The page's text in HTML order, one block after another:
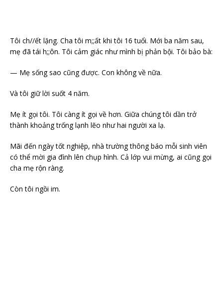
Tôi ch//ết lặng. Cha tôi m;;ất khi tôi 16 tuổi. Mới ba năm sau,
mẹ đã tái h;;ôn. Tôi cảm giác như mình bị phản bội. Tôi bảo bà:
— Mẹ sống sao cũng được. Con không về nữa.
Và tôi giữ lời suốt 4 năm.
Mẹ ít gọi tôi. Tôi càng ít gọi về hơn. Giữa chúng tôi dần trở
thành khoảng trống lạnh lẽo như hai người xa lạ.
Mãi đến ngày tốt nghiệp, nhà trường thông báo mỗi sinh viên
có thể mời gia đình lên chụp hình. Cả lớp vui mừng, ai cũng gọi
cha mẹ rộn ràng.
Còn tôi ngồi im.